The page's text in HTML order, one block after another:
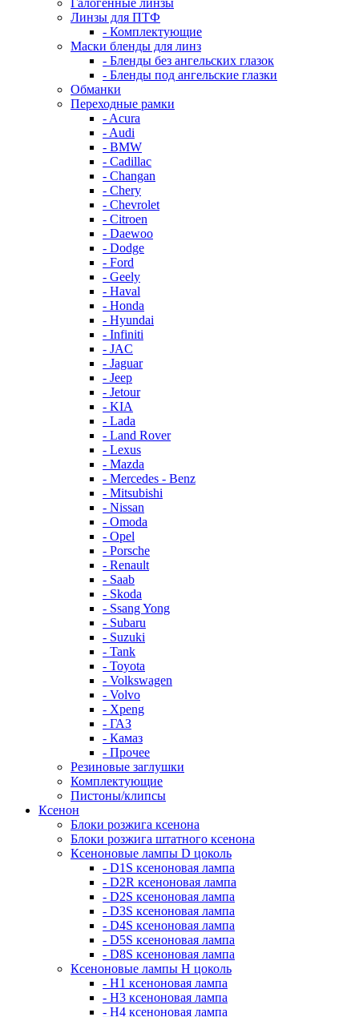
Галогенные линзы
Линзы для ПТФ
- Комплектующие
Маски бленды для линз
- Бленды без ангельских глазок
- Бленды под ангельские глазки
Обманки
Переходные рамки
- Acura
- Audi
- BMW
- Cadillac
- Changan
- Chery
- Chevrolet
- Citroen
- Daewoo
- Dodge
- Ford
- Geely
- Haval
- Honda
- Hyundai
- Infiniti
- JAC
- Jaguar
- Jeep
- Jetour
- KIA
- Lada
- Land Rover
- Lexus
- Mazda
- Mercedes - Benz
- Mitsubishi
- Nissan
- Omoda
- Opel
- Porsche
- Renault
- Saab
- Skoda
- Ssang Yong
- Subaru
- Suzuki
- Tank
- Toyota
- Volkswagen
- Volvo
- Xpeng
- ГАЗ
- Камаз
- Прочее
Резиновые заглушки
Комплектующие
Пистоны/клипсы
Ксенон
Блоки розжига ксенона
Блоки розжига штатного ксенона
Ксеноновые лампы D цоколь
- D1S ксеноновая лампа
- D2R ксеноновая лампа
- D2S ксеноновая лампа
- D3S ксеноновая лампа
- D4S ксеноновая лампа
- D5S ксеноновая лампа
- D8S ксеноновая лампа
Ксеноновые лампы Н цоколь
- H1 ксеноновая лампа
- H3 ксеноновая лампа
- H4 ксеноновая лампа